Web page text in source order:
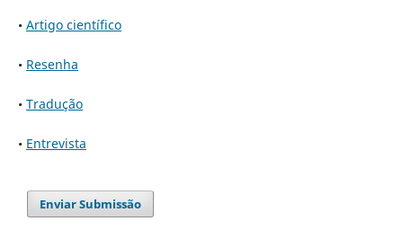
• Artigo científico
• Resenha
• Tradução
• Entrevista
Enviar Submissão